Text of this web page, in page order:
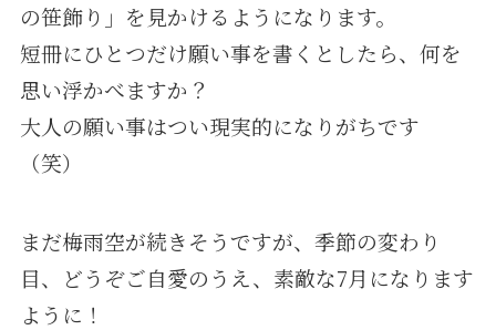
の笹飾り」を見かけるようになります。
短冊にひとつだけ願い事を書くとしたら、何を
思い浮かべますか？
大人の願い事はつい現実的になりがちです
（笑）
まだ梅雨空が続きそうですが、季節の変わり
目、どうぞご自愛のうえ、素敵な7月になります
ように！